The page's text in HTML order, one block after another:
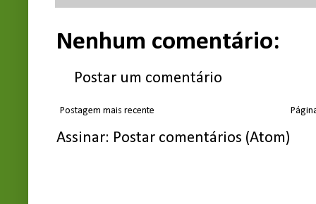
Nenhum comentário:
Postar um comentário
Postagem mais recente
Assinar: Postar comentários (Atom)